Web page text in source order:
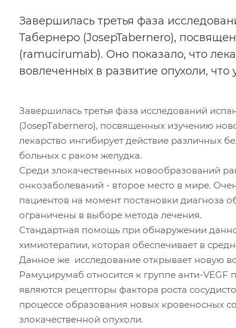
Завершилась третья фаза
Табернеро (JosepTabernero),
(ramucirumab). Оно показало, что
вовлеченных в развитие опухоли,
Завершилась третья фаза исследований
(JosepTabernero), посвященных изучению
лекарство ингибирует действие различных
больных с раком желудка.
Среди злокачественных новообразований
онкозаболеваний - второе место в мире.
пациентов на момент постановки диагноза
ограничены в выборе метода лечения.
Стандартная помощь при обнаружении
химиотерапии, которая обеспечивает в
Данное же исследование открывает новую
Рамуцирумаб относится к группе анти-
являются рецепторы фактора роста
процессе образования новых кровеносных
злокачественной опухоли.